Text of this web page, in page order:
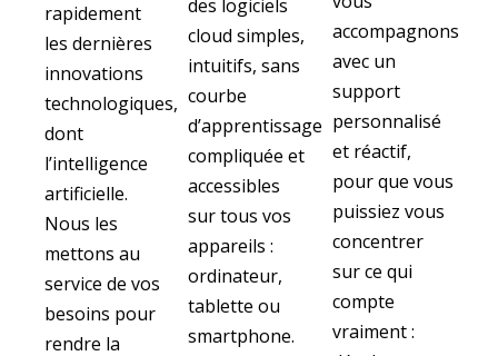
rapidement
les dernières
innovations
technologiques,
dont
l’intelligence
artificielle.
Nous les
mettons au
service de vos
besoins pour
rendre la
des logiciels
cloud simples,
intuitifs, sans
courbe
d’apprentissage
compliquée et
accessibles
sur tous vos
appareils :
ordinateur,
tablette ou
smartphone.
accompagnons
avec un
support
personnalisé
et réactif,
pour que vous
puissiez vous
concentrer
sur ce qui
compte
vraiment :